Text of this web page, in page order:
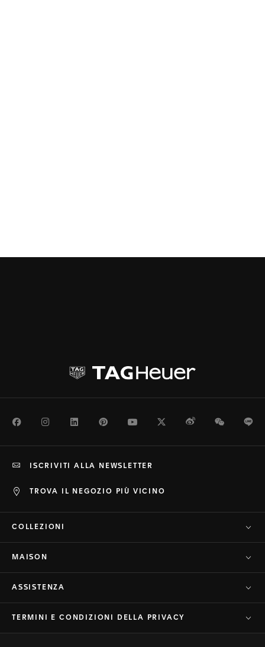
FacebookInstagramLinkedInPinterestYoutubeTwitterWeiboWeChat
TROVA IL NEGOZIO PIÙ VICINO
ISCRIVITI ALLA NEWSLETTER
COLLEZIONI
MAISON
ASSISTENZA
TERMINI E CONDIZIONI DELLA PRIVACY